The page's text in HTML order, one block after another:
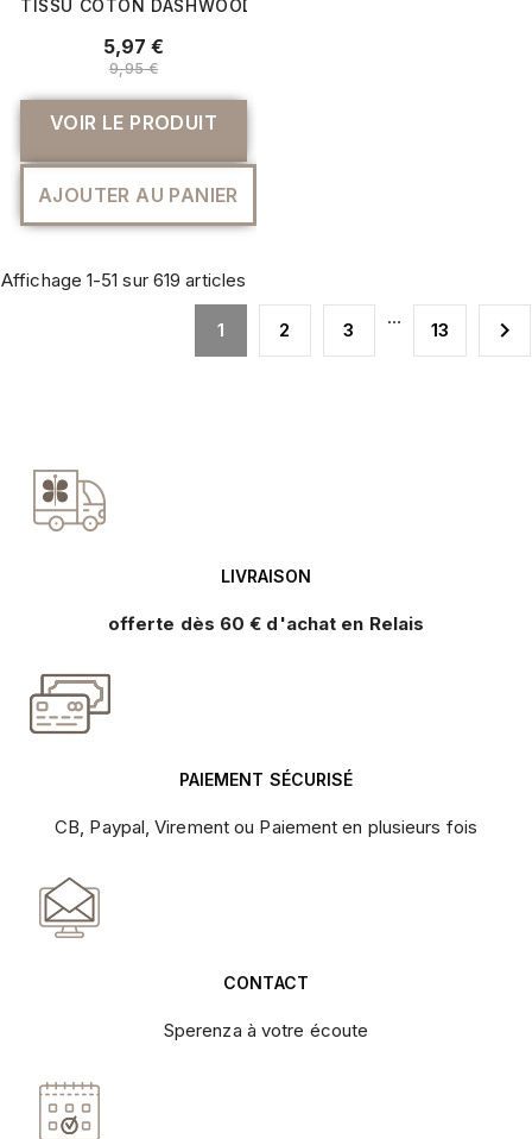
TISSU COTON DASHWOOD BOULES DE NOËL
5,97 €
9,95 €
VOIR LE PRODUIT
AJOUTER AU PANIER
Affichage 1-51 sur 619 articles
1 2 3
…
13 
LIVRAISON
offerte dès 60 € d'achat en Relais
PAIEMENT SÉCURISÉ
CB, Paypal, Virement ou Paiement en plusieurs fois
CONTACT
Sperenza à votre écoute